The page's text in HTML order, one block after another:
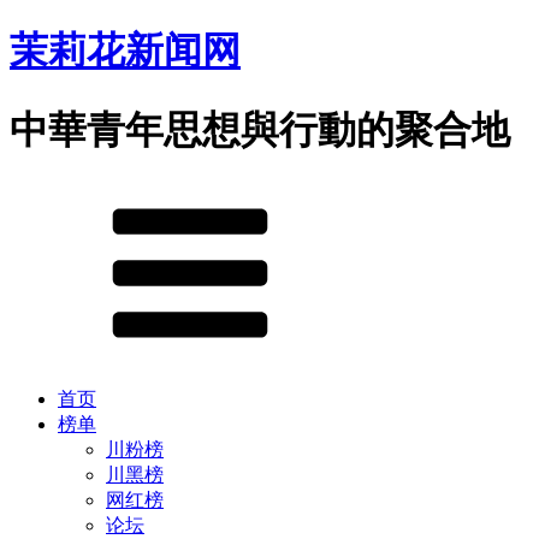
茉莉花新闻网
中華青年思想與行動的聚合地
首页
榜单
川粉榜
川黑榜
网红榜
论坛